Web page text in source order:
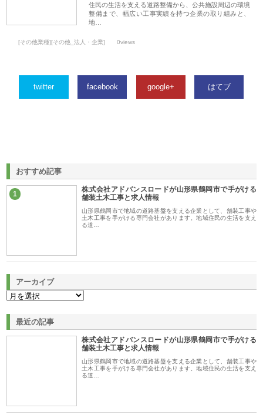
住民の生活を支える道路整備から、公共施設周辺の環境
整備まで、幅広い工事実績を持つ企業の取り組みと、
地…
[その他業種][その他_法人・企業] 0views
twitter facebook google+ はてブ
おすすめ記事
1
株式会社アドバンスロードが山形県鶴岡市で手がける
舗装土木工事と求人情報
山形県鶴岡市で地域の道路基盤を支える企業として、舗装工事や
土木工事を手がける専門会社があります。地域住民の生活を支え
る道…
アーカイブ
最近の記事
株式会社アドバンスロードが山形県鶴岡市で手がける
舗装土木工事と求人情報
山形県鶴岡市で地域の道路基盤を支える企業として、舗装工事や
土木工事を手がける専門会社があります。地域住民の生活を支え
る道…